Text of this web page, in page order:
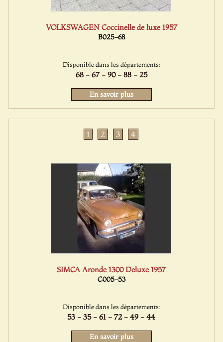
VOLKSWAGEN Coccinelle de luxe 1957
B025-68
Disponible dans les départements:
68 - 67 - 90 - 88 - 25
En savoir plus
1 2 3 4
SIMCA Aronde 1300 Deluxe 1957
C005-53
Disponible dans les départements:
53 - 35 - 61 - 72 - 49 - 44
En savoir plus